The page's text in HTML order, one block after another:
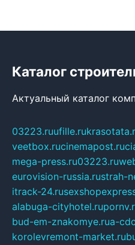
Каталог
Актуальный каталог
03223.ruufille.ru
veetbox.rucinemapost.ru
mega-press.ru03223.ru
eurovision-russia.rustrah-
itrack-24.ru
alabuga-cityhotel.ru
bud-em-znakomye.rua-
korolevremont-market.ru